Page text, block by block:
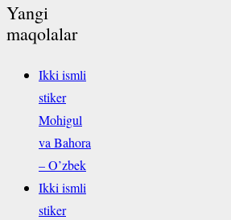
Yangi
maqolalar
Ikki ismli
stiker
Mohigul
va Bahora
– O’zbek
Ikki ismli
stiker